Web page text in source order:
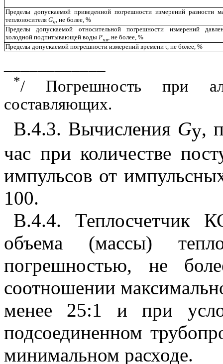
Пределы допускаемой приведенной погрешности измерений разности
теплоносителя Gv , не более, %
Пределы допускаемой относительной погрешности измерений
холодной подпитывающей воды Рхв , не более, %
Пределы допускаемой погрешности измерений времени t, не более, %
*/ Погрешность при
составляющих.
В.4.3. Вычисления Gy,
час при количестве
импульсов от
100.
В.4.4. Теплосчетчик
объема (массы)
погрешностью, не
соотношении
менее 25:1 и при
подсоединенном
минимальном расходе.